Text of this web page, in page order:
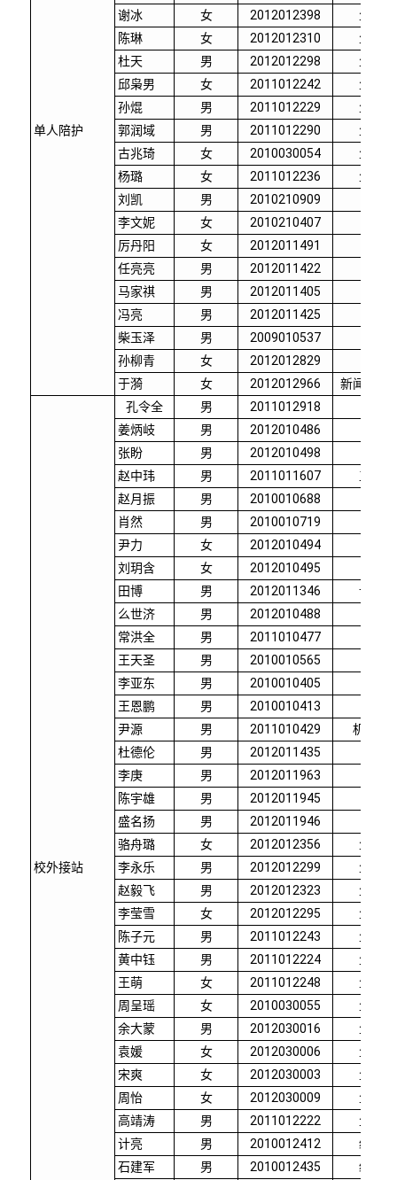
单人陪护
谢冰
女 2012012398
生命
陈琳
女 2012012310
生命
杜天
男 2012012298
生命
邱枭男
女 2011012242
生命
孙焜
男 2011012229
生命
郭润域
男 2011012290
生命
古兆琦
女 2010030054
生命
杨璐
女 2011012236
生命
刘凯
男 2010210909
李文妮
女 2010210407
厉丹阳
女 2012011491
任亮亮
男 2012011422
马家祺
男 2012011405
冯亮
男 2012011425
柴玉泽
男 2009010537
孙柳青
女 2012012829
于漪
女 2012012966 新闻与传
校外接站
孔令全 男 2011012918
姜炳岐
男 2012010486
张盼
男 2012010498
赵中玮
男 2011011607
工程
赵月振
男 2010010688
肖然
男 2010010719
尹力
女 2012010494
刘玥含
女 2012010495
田博
男 2012011346
计算
么世济
男 2012010488
常洪全
男 2011010477
王天圣
男 2010010565
李亚东
男 2010010405
王恩鹏
男 2010010413
尹源
男 2011010429
机械工
杜德伦
男 2012011435
李庚
男 2012011963
陈宇雄
男 2012011945
盛名扬
男 2012011946
骆舟璐
女 2012012356
生命
李永乐
男 2012012299
生命
赵毅飞
男 2012012323
生命
李莹雪
女 2012012295
生命
陈子元
男 2011012243
生命
黄中钰
男 2011012224
生命
王萌
女 2011012248
生命
周呈瑶
女 2010030055
生命
余大蒙
男 2012030016
生命
袁媛
女 2012030006
生命
宋爽
女 2012030003
生命
周怡
女 2012030009
生命
高靖涛
男 2011012222
生命
计亮
男 2010012412
经管
石建军
男 2010012435 经管